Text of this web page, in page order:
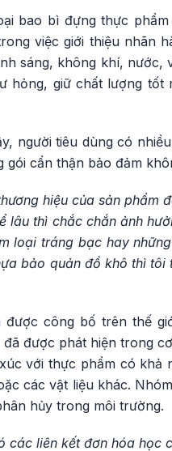
bao bì đựng thực
việc giới thiệu nhãn
sáng, không khí, nước,
hỏng, giữ chất lượng
người tiêu dùng có
cẩn thận bảo đảm
hiệu của sản phẩm
thì chắc chắn ảnh
loại tráng bạc hay
bảo quản đồ khô thì tôi
công bố trên thế
được phát hiện trong
với thực phẩm có
các vật liệu khác.
hủy trong môi trường.
các liên kết đơn hóa